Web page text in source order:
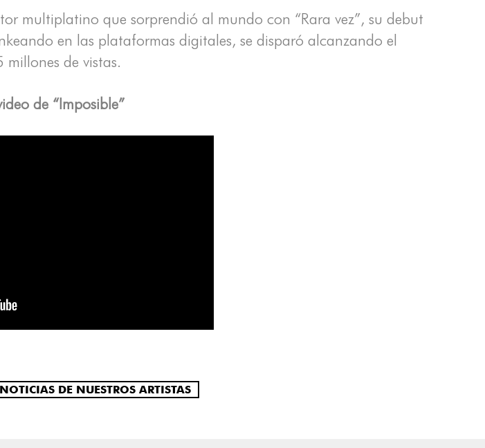
multiplatino que sorprendió al mundo con “Rara vez”, su debut
en las plataformas digitales, se disparó alcanzando el
de vistas.
de “Imposible”
DE NUESTROS ARTISTAS